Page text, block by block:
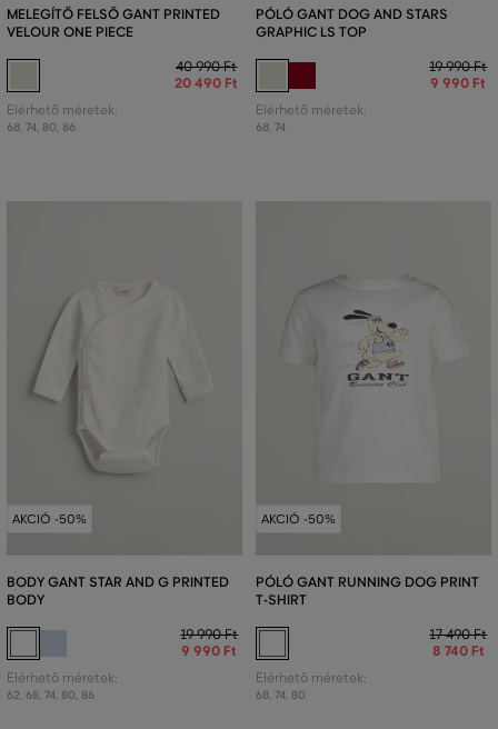
MELEGÍTŐ FELSŐ GANT PRINTED
VELOUR ONE PIECE
40 990 Ft
20 490 Ft
Elérhető méretek:
68, 74 80 86
PÓLÓ GANT DOG AND STARS
GRAPHIC LS TOP
19 990 Ft
9 990 Ft
Elérhető méretek:
68, 74
AKCIÓ -50%
BODY GANT STAR AND G PRINTED
BODY
19 990 Ft
9 990 Ft
Elérhető méretek:
62, 68, 74, 80, 86
AKCIÓ -50%
PÓLÓ GANT RUNNING DOG PRINT
T-SHIRT
17 490 Ft
8 740 Ft
Elérhető méretek:
68, 74, 80